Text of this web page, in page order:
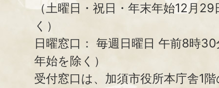
（土曜日・祝日・年末年始12月
く）
日曜窓口： 毎週日曜日 午前8時
年始を除く）
受付窓口は、加須市役所本庁舎1